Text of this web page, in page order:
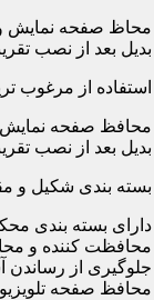
محاظ صفحه نمایش
بدیل بعد از نصب
استفاده از مرغوب
محافظ صفحه
بدیل بعد از نصب
بسته بندی شکیل و
دارای بسته بندی
محافظت کننده و
جلوگیری از رساندن
محافظ صفحه